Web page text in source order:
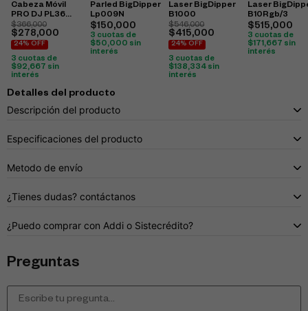
Cabeza Móvil
PRO DJ PL36
Washer
$366,000
$278,000
24% OFF
3 cuotas de
$92,667 sin
interés
Parled BigDipper
Lp009N
$150,000
3 cuotas de
$50,000 sin
interés
Laser BigDipper
B1000
$546,000
$415,000
24% OFF
3 cuotas de
$138,334 sin
interés
Laser
B10Rgb/3
$515,000
3 cuotas de
$171,667 sin
interés
Detalles del producto
Descripción del producto
Especificaciones del producto
Metodo de envío
¿Tienes dudas? contáctanos
¿Puedo comprar con Addi o Sistecrédito?
Preguntas